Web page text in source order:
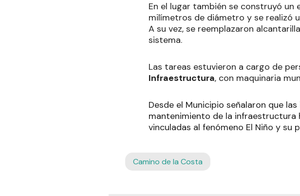
En el lugar también se construyó
milímetros de diámetro y se realizó
A su vez, se reemplazaron
sistema.
Las tareas estuvieron a cargo de
Infraestructura, con maquinaria
Desde el Municipio señalaron que
mantenimiento de la infraestructura
vinculadas al fenómeno El Niño y
Camino de la Costa